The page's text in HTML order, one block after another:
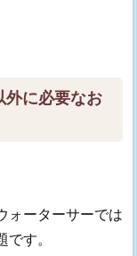
外に必要なお
ォーターサーでは
す。